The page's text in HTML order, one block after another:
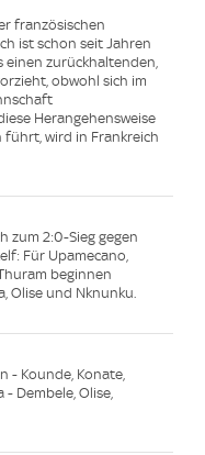
französischen
ist schon seit Jahren
einen zurückhaltenden,
obwohl sich im
Herangehensweise
wird in Frankreich
zum 2:0-Sieg gegen
Für Upamecano,
beginnen
Olise und Nknunku.
- Kounde, Konate,
- Dembele, Olise,